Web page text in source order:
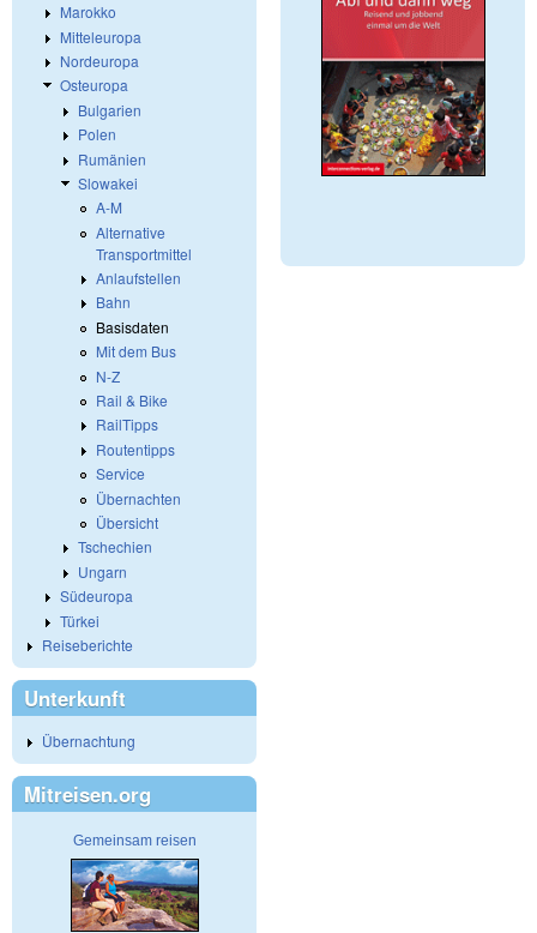
Marokko
Mitteleuropa
Nordeuropa
Osteuropa
Bulgarien
Polen
Rumänien
Slowakei
A-M
Alternative
Transportmittel
Anlaufstellen
Bahn
Basisdaten
Mit dem Bus
N-Z
Rail & Bike
RailTipps
Routentipps
Service
Übernachten
Übersicht
Tschechien
Ungarn
Südeuropa
Türkei
Reiseberichte
Unterkunft
Übernachtung
Mitreisen.org
Gemeinsam reisen